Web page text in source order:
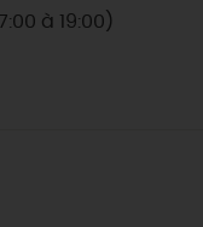
à 19:00)